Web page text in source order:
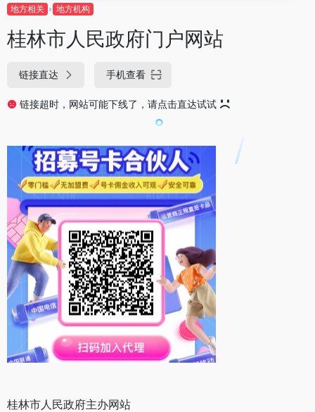
地方相关 地方机构
桂林市人民政府门户网站
链接直达 手机查看
链接超时，网站可能下线了，请点击直达试试
桂林市人民政府主办网站